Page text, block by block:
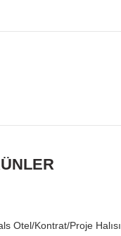
Otel/Kontrat/Proje Halısı